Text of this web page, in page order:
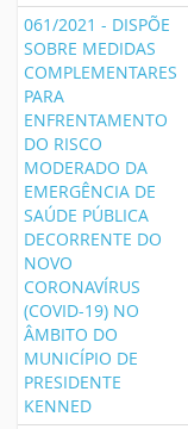
061/2021 - DISPÕE
SOBRE MEDIDAS
COMPLEMENTARES
PARA
ENFRENTAMENTO
DO RISCO
MODERADO DA
EMERGÊNCIA DE
SAÚDE PÚBLICA
DECORRENTE DO
NOVO
CORONAVÍRUS
(COVID-19) NO
ÂMBITO DO
MUNICÍPIO DE
PRESIDENTE
KENNED